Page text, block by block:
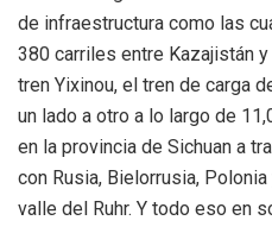
de infraestructura como las
380 carriles entre Kazajistán
tren Yixinou, el tren de carga
un lado a otro a lo largo de
en la provincia de Sichuan a
con Rusia, Bielorrusia,
valle del Ruhr. Y todo eso en